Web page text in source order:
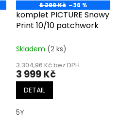
6 299 Kč –36 %
komplet PICTURE Snowy
Print 10/10 patchwork
Skladem (2 ks)
3 304,96 Kč bez DPH
3 999 Kč
DETAIL
5Y